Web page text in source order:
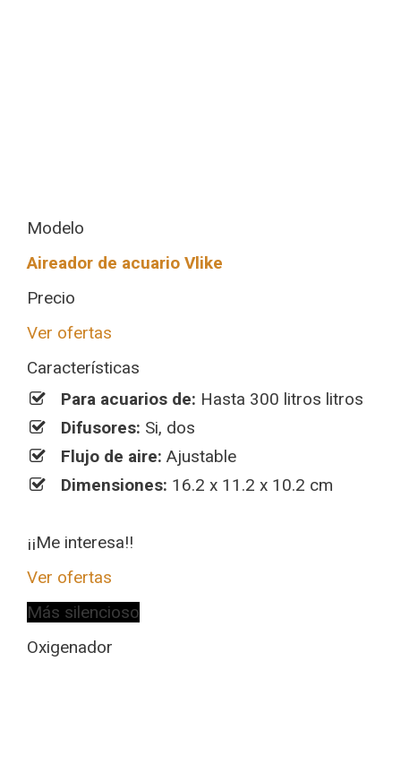
Modelo
Aireador de acuario Vlike
Precio
Ver ofertas
Características
Para acuarios de: Hasta 300 litros litros
Difusores: Si, dos
Flujo de aire: Ajustable
Dimensiones: 16.2 x 11.2 x 10.2 cm
¡¡Me interesa!!
Ver ofertas
Más silencioso
Oxigenador